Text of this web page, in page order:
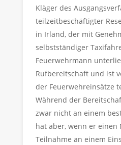
Kläger des
teilzeitbeschäftigter
in Irland, der mit
selbstständiger
Feuerwehrmann
Rufbereitschaft und ist
der Feuerwehreinsätze
Während der
zwar nicht an einem
hat aber, wenn er einen
Teilnahme an einem